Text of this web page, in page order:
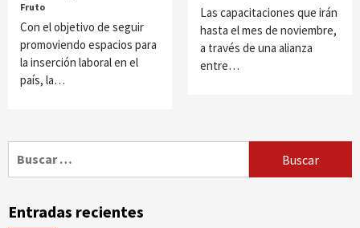
Fruto
Con el objetivo de seguir
promoviendo espacios para
la inserción laboral en el
país, la…
Las capacitaciones que irán
hasta el mes de noviembre,
a través de una alianza
entre…
Entradas recientes